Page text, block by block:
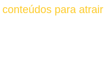
conteúdos para atrair